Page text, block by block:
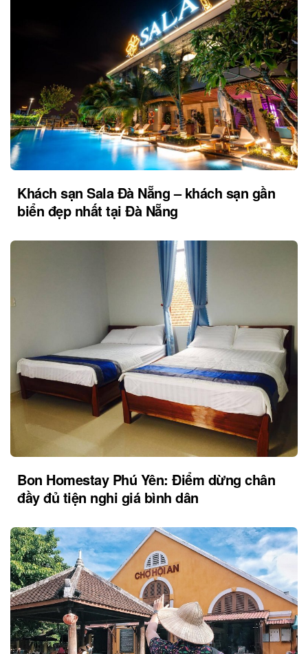
Khách sạn Sala Đà Nẵng – khách sạn gần
biển đẹp nhất tại Đà Nẵng
Bon Homestay Phú Yên: Điểm dừng chân
đầy đủ tiện nghi giá bình dân